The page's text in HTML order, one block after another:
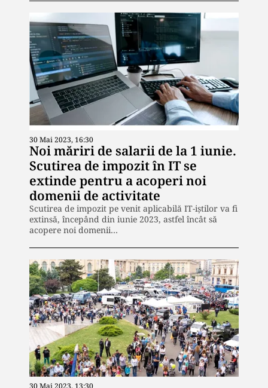
30 Mai 2023, 16:30
Noi măriri de salarii de la 1 iunie.
Scutirea de impozit în IT se
extinde pentru a acoperi noi
domenii de activitate
Scutirea de impozit pe venit aplicabilă IT-iștilor va fi
extinsă, începând din iunie 2023, astfel încât să
acopere noi domenii…